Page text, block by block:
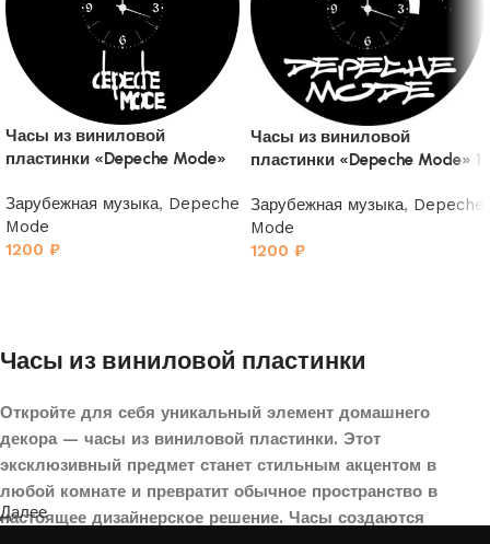
Часы из виниловой
пластинки «Depeche Mode»
Зарубежная музыка, Depeche
Mode
1200 ₽
Часы из виниловой
пластинки «Depeche Mode» 1
Зарубежная музыка, Depeche
Mode
1200 ₽
Часы из виниловой пластинки
Откройте для себя уникальный элемент домашнего
декора — часы из виниловой пластинки. Этот
эксклюзивный предмет станет стильным акцентом в
любой комнате и превратит обычное пространство в
настоящее дизайнерское решение. Часы создаются
Далее